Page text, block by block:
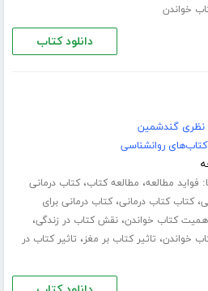
خواندن
دانلود کتاب
نظری گندشمین
کتاب‌های روانشناسی
فواید مطالعه، مطالعه کتاب،کتاب درمانی
،کتاب کتاب درمانی،کتاب درمانی برای
کتاب خواندن،نقش کتاب در زندگی،
خواندن، تاثیر کتاب بر مغز، تاثیر کتاب در